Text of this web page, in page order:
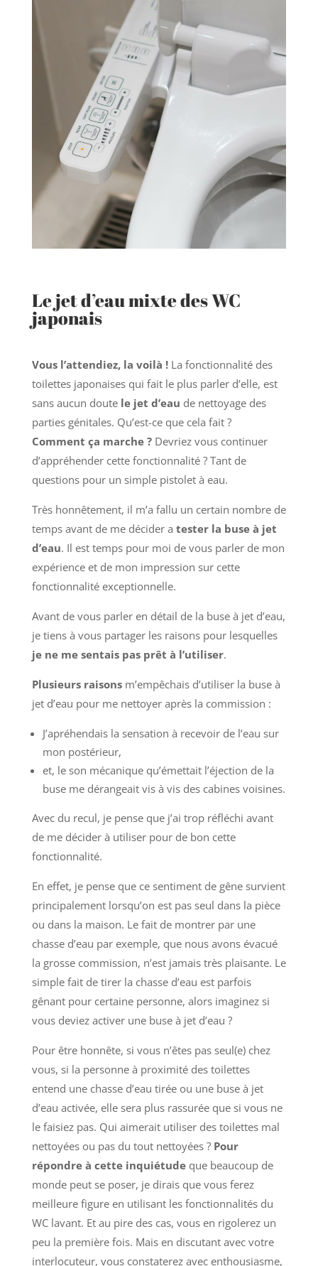
Le jet d’eau mixte des WC
japonais
Vous l’attendiez, la voilà !La fonctionnalité des
toilettes japonaises qui fait le plus parler d’elle, est
sans aucun doute le jet d’eau de nettoyage des
parties génitales. Qu’est-ce que cela fait ?
Comment ça marche ?Devriez vous continuer
d’appréhender cette fonctionnalité ? Tant de
questions pour un simple pistolet à eau.
Très honnêtement, il m’a fallu un certain nombre de
temps avant de me décider a tester la buse à jet
d’eau. Il est temps pour moi de vous parler de mon
expérience et de mon impression sur cette
fonctionnalité exceptionnelle.
Avant de vous parler en détail de la buse à jet d’eau,
je tiens à vous partager les raisons pour lesquelles
je ne me sentais pas prêt à l’utiliser.
Plusieurs raisonsm’empêchais d’utiliser la buse à
jet d’eau pour me nettoyer après la commission :
J’apréhendais la sensation à recevoir de l’eau sur
mon postérieur,
et, le son mécanique qu’émettait l’éjection de la
buse me dérangeait vis à vis des cabines voisines.
Avec du recul, je pense que j’ai trop réfléchi avant
de me décider à utiliser pour de bon cette
fonctionnalité.
En effet, je pense que ce sentiment de gêne survient
principalement lorsqu’on est pas seul dans la pièce
ou dans la maison. Le fait de montrer par une
chasse d’eau par exemple, que nous avons évacué
la grosse commission, n’est jamais très plaisante. Le
simple fait de tirer la chasse d’eau est parfois
gênant pour certaine personne, alors imaginez si
vous deviez activer une buse à jet d’eau ?
Pour être honnête, si vous n’êtes pas seul(e) chez
vous, si la personne à proximité des toilettes
entend une chasse d’eau tirée ou une buse à jet
d’eau activée, elle sera plus rassurée que si vous ne
le faisiez pas. Qui aimerait utiliser des toilettes mal
nettoyées ou pas du tout nettoyées ? Pour
répondre à cette inquiétudeque beaucoup de
monde peut se poser, je dirais que vous ferez
meilleure figure en utilisant les fonctionnalités du
WC lavant. Et au pire des cas, vous en rigolerez un
peu la première fois. Mais en discutant avec votre
interlocuteur, vous constaterez avec enthousiasme,